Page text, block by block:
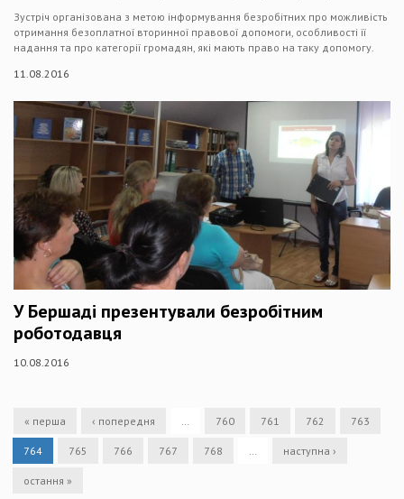
Зустріч організована з метою інформування безробітних про можливість
отримання безоплатної вторинної правової допомоги, особливості її
надання та про категорії громадян, які мають право на таку допомогу.
11.08.2016
У Бершаді презентували безробітним
роботодавця
10.08.2016
« перша ‹ попередня 760 761 762 763
764 765 766 767 768 наступна ›
остання »